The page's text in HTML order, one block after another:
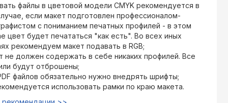
файлы в цветовой модели CMYK рекомендуется в
если макет подготовлен профессионалом-
с пониманием печатных профилей - в этом
цвет будет печататься "как есть". Во всех иных
рекомендуем макет подавать в RGB;
не должен содержать в себе никаких профилей. Все
будут отброшены;
файлов обязательно нужно внедрять шрифты;
использовать рамки по краю макета.